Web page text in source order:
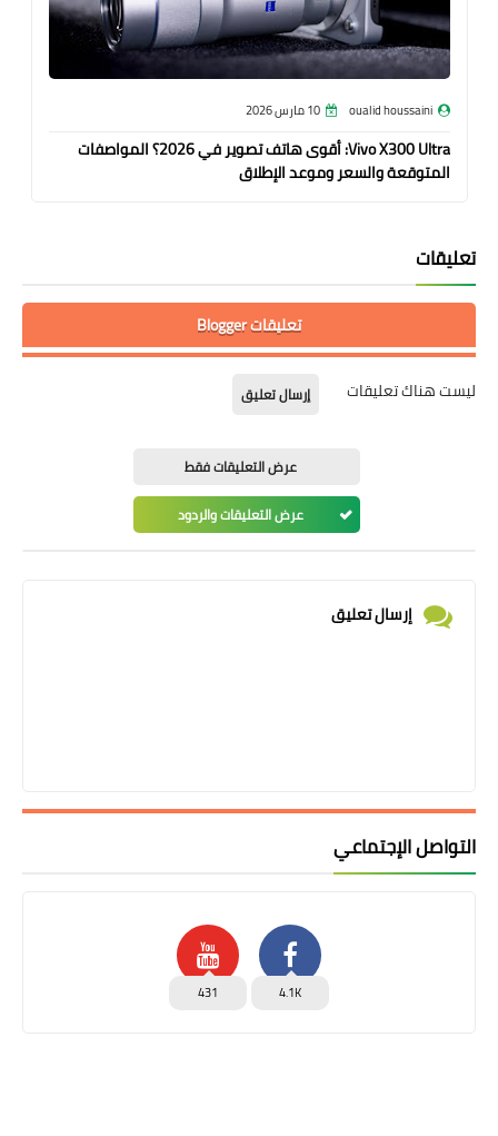
oualid houssaini 10 مارس 2026
Vivo X300 Ultra: أقوى هاتف تصوير في 2026؟ المواصفات
المتوقعة والسعر وموعد الإطلاق
تعليقات
تعليقات Blogger
ليست هناك تعليقات إرسال تعليق
عرض التعليقات فقط
عرض التعليقات والردود
إرسال تعليق
التواصل الإجتماعي
4.1K
431